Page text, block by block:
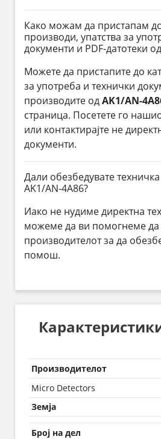
Како можам да пристапам
производи, упатства за
документи и PDF-датотеки
Можете да пристапите до
за употреба и технички
производите одAK1/AN-
страница. Посетете го
или контактирајте не
документи.
Дали обезбедувате
AK1/AN-4A86?
Иако не нудиме директна
можеме да ви помогнеме да
производителот за да
помош.
Производителот
Micro Detectors
Земја
Број на дел